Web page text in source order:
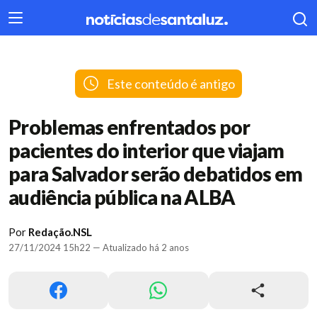
404
Este conteúdo é antigo
Problemas enfrentados por
pacientes do interior que viajam
para Salvador serão debatidos em
audiência pública na ALBA
Por Redação.NSL
27/11/2024 15h22 — Atualizado há 2 anos